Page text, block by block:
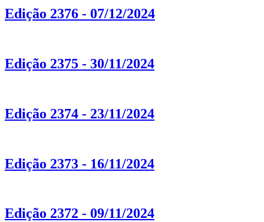
Edição 2376 - 07/12/2024
Edição 2375 - 30/11/2024
Edição 2374 - 23/11/2024
Edição 2373 - 16/11/2024
Edição 2372 - 09/11/2024